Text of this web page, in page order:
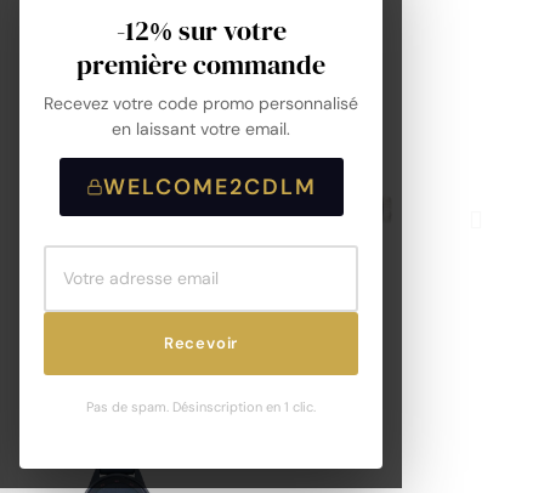
-12% sur votre
première commande
Recevez votre code promo personnalisé
en laissant votre email.
WELCOME2CDLM
Recevoir
Pas de spam. Désinscription en 1 clic.